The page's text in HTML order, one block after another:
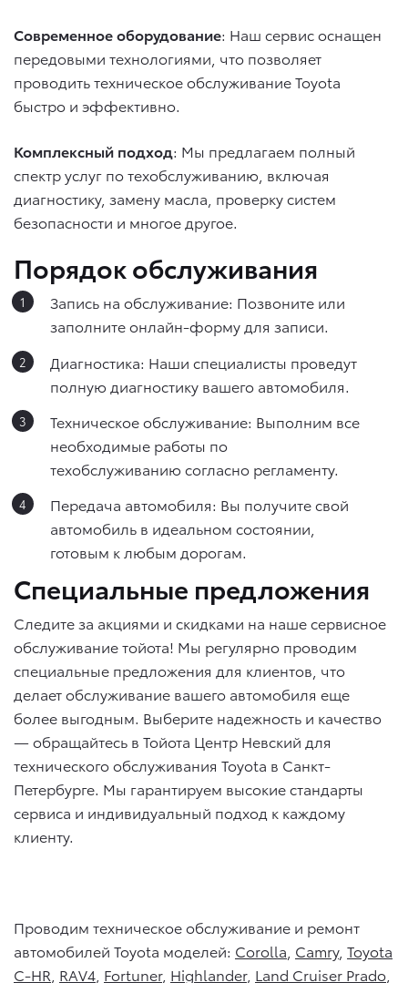
Современное оборудование: Наш сервис оснащен
передовыми технологиями, что позволяет
проводить техническое обслуживание Toyota
быстро и эффективно.
Комплексный подход: Мы предлагаем полный
спектр услуг по техобслуживанию, включая
диагностику, замену масла, проверку систем
безопасности и многое другое.
Порядок обслуживания
Запись на обслуживание: Позвоните или
заполните онлайн-форму для записи.
Диагностика: Наши специалисты проведут
полную диагностику вашего автомобиля.
Техническое обслуживание: Выполним все
необходимые работы по
техобслуживанию согласно регламенту.
Передача автомобиля: Вы получите свой
автомобиль в идеальном состоянии,
готовым к любым дорогам.
Специальные предложения
Следите за акциями и скидками на наше сервисное
обслуживание тойота! Мы регулярно проводим
специальные предложения для клиентов, что
делает обслуживание вашего автомобиля еще
более выгодным. Выберите надежность и качество
— обращайтесь в Тойота Центр Невский для
технического обслуживания Toyota в Санкт-
Петербурге. Мы гарантируем высокие стандарты
сервиса и индивидуальный подход к каждому
клиенту.
Проводим техническое обслуживание и ремонт
автомобилей Toyota моделей: Corolla Camry, Toyota
C-HR RAV4 Fortuner, Highlander, Land Cruiser Prado